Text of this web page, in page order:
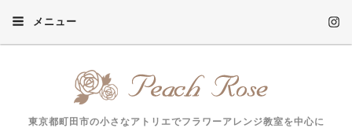
メニュー
東京都町田市の小さなアトリエでフラワーアレンジ教室を中心に